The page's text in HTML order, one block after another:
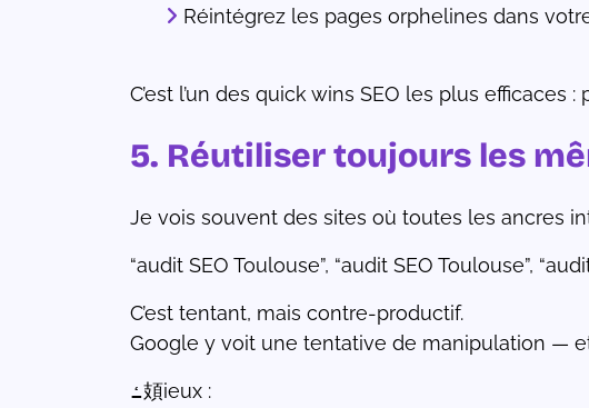
Réintégrez les pages orphelines dans
C’est l’un des quick wins SEO les plus
5. Réutiliser toujours les
Je vois souvent des sites où toutes les ancres
“audit SEO Toulouse”, “audit SEO Toulouse”,
C’est tentant, mais contre-productif.
Google y voit une tentative de manipulation —
ߑ頍ieux :